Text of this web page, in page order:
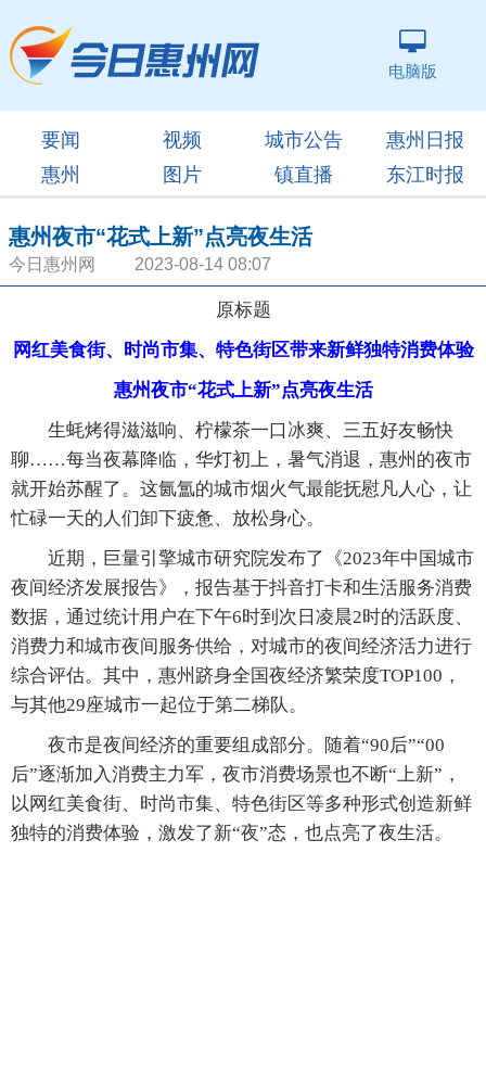
电脑版
要闻 视频 城市公告
惠州日报
惠州
图片 镇直播 东江时报
惠州夜市“花式上新”点亮夜生活
今日惠州网 2023-08-14 08:07
原标题
网红美食街、时尚市集、特色街区带来新鲜独特消费体验
惠州夜市“花式上新”点亮夜生活
生蚝烤得滋滋响、柠檬茶一口冰爽、三五好友畅快
聊……每当夜幕降临，华灯初上，暑气消退，惠州的夜市
就开始苏醒了。这氤氲的城市烟火气最能抚慰凡人心，让
忙碌一天的人们卸下疲惫、放松身心。
近期，巨量引擎城市研究院发布了《2023年中国城市
夜间经济发展报告》，报告基于抖音打卡和生活服务消费
数据，通过统计用户在下午6时到次日凌晨2时的活跃度、
消费力和城市夜间服务供给，对城市的夜间经济活力进行
综合评估。其中，惠州跻身全国夜经济繁荣度TOP100，
与其他29座城市一起位于第二梯队。
夜市是夜间经济的重要组成部分。随着“90后”“00
后”逐渐加入消费主力军，夜市消费场景也不断“上新”，
以网红美食街、时尚市集、特色街区等多种形式创造新鲜
独特的消费体验，激发了新“夜”态，也点亮了夜生活。